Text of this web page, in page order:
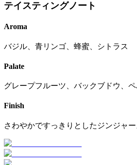
テイスティングノート
Aroma
バジル、青リンゴ、蜂蜜、シトラス
Palate
グレープフルーツ、バックブドウ、
Finish
さわやかですっきりとしたジンジャ